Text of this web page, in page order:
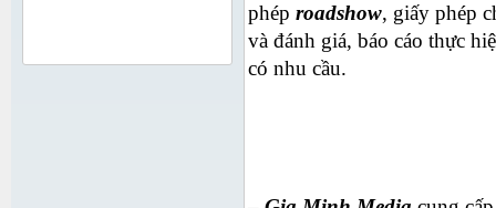
phép roadshow, giấy phép
và đánh giá, báo cáo thực
có nhu cầu.